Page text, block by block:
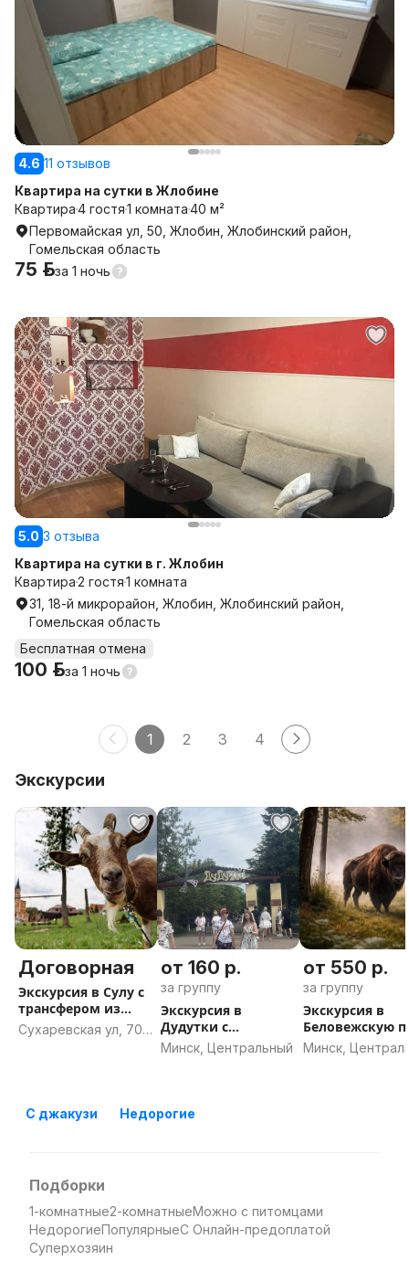
4.6 11 отзывов
Квартира на сутки в Жлобине
Квартира4 гостя1 комната40 м²
Первомайская ул, 50, Жлобин, Жлобинский район,
Гомельская область
75 р.за 1 ночь
5.0 3 отзыва
Квартира на сутки в г. Жлобин
Квартира2 гостя1 комната
31, 18-й микрорайон, Жлобин, Жлобинский район,
Гомельская область
Бесплатная отмена
100 р.за 1 ночь
1 2 3 4
Экскурсии
Договорная
Экскурсия в Сулу с
трансфером из
Минска
Сухаревская ул, 70,
от 160 р.
за группу
Экскурсия в
Дудутки с
трансфером из
Минска
Минск, Центральный
от 550 р.
за группу
Экскурсия в
Беловежскую
с трансфером
Минска
Минск,
С джакузи Недорогие
Подборки
1-комнатные2-комнатныеМожно с питомцами
НедорогиеПопулярныеС Онлайн-предоплатой
Суперхозяин